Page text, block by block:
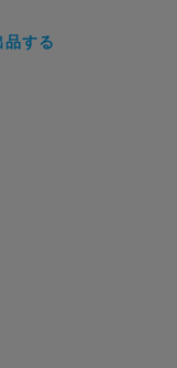
品する